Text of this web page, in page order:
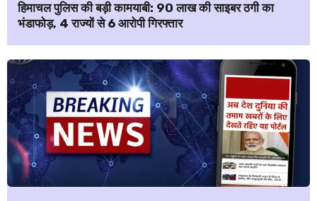
हिमाचल पुलिस की बड़ी कामयाबी: ₹90 लाख की साइबर ठगी का
भंडाफोड़, 4 राज्यों से 6 आरोपी गिरफ्तार